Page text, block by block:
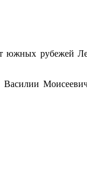
южных рубежей
Василии